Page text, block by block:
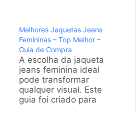
Melhores Jaquetas Jeans
Femininas – Top Melhor –
Guia de Compra
A escolha da jaqueta
jeans feminina ideal
pode transformar
qualquer visual. Este
guia foi criado para